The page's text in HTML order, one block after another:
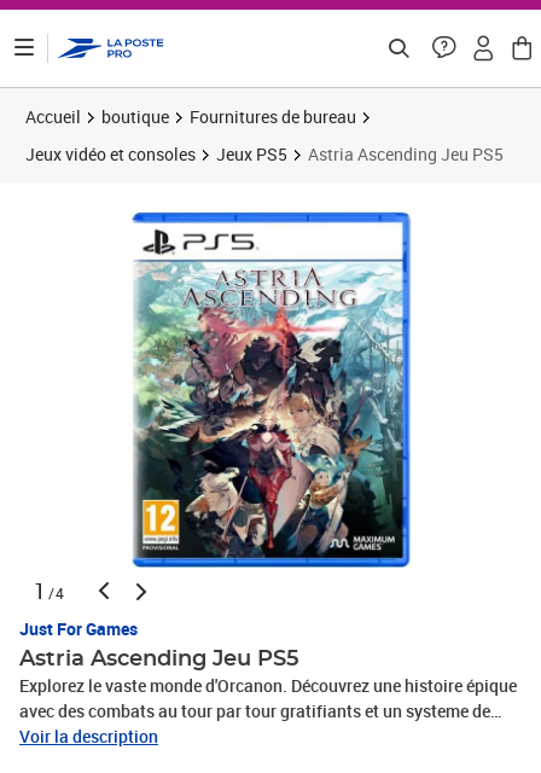
Accueil boutique
Fournitures de bureau
Jeux vidéo et consoles
Jeux PS5 Astria Ascending Jeu PS5
1 /4
Just For Games
Astria Ascending Jeu PS5
Explorez le vaste monde d'Orcanon. Découvrez une histoire épique
avec des combats au tour par tour gratifiants et un systeme de
personnalisation complet le tout servi par de magnifiques
Voir la description